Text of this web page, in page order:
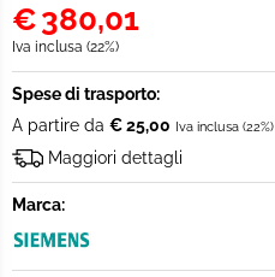
€380,01
Iva inclusa (22%)
Spese di trasporto:
A partire da € 25,00 Iva inclusa (22%)
Maggiori dettagli
Marca: